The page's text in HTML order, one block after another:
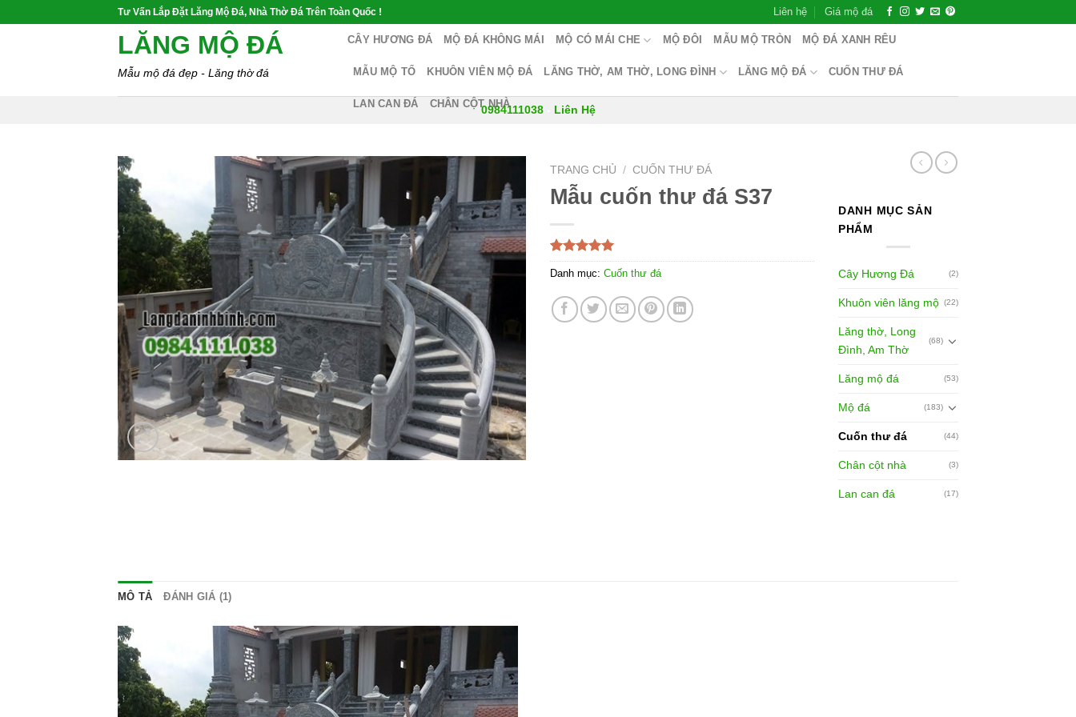
Tư Vấn Lắp Đặt Lăng Mộ Đá, Nhà Thờ Đá Trên Toàn Quốc ! Liên hệ Giá mộ đá
LĂNG MỘ ĐÁ
Mẫu mộ đá đẹp - Lăng thờ đá
CÂY HƯƠNG ĐÁ MỘ ĐÁ KHÔNG MÁI MỘ CÓ MÁI CHE MỘ ĐÔI MẪU MỘ TRÒN MỘ ĐÁ XANH RÊU
MẪU MỘ TỔ KHUÔN VIÊN MỘ ĐÁ LĂNG THỜ, AM THỜ, LONG ĐÌNH LĂNG MỘ ĐÁ CUỐN THƯ ĐÁ
LAN CAN ĐÁ CHÂN CỘT NHÀ
0984111038- Liên Hệ
TRANG CHỦ / CUỐN THƯ ĐÁ
Mẫu cuốn thư đá S37
5.00trên 5
dựa trên
1
Danh mục: Cuốn thư đá
DANH MỤC SẢN
PHẨM
Cây Hương Đá (2)
Khuôn viên lăng mộ (22)
Lăng thờ, Long
Đình, Am Thờ
(68)
Lăng mộ đá (53)
Mộ đá (183)
Cuốn thư đá (44)
Chân cột nhà (3)
Lan can đá (17)
MÔ TẢ ĐÁNH GIÁ (1)